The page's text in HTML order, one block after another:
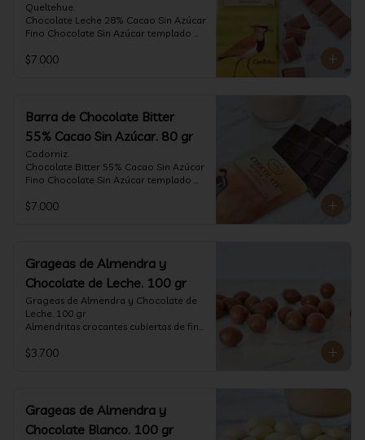
Queltehue.
Chocolate Leche 28% Cacao Sin Azúcar
Fino Chocolate Sin Azúcar templado
aterciopelado de frutas rojas y cacao
$7.000
Barra de Chocolate Bitter
55% Cacao Sin Azúcar. 80 gr
Codorniz.
Chocolate Bitter 55% Cacao Sin Azúcar
Fino Chocolate Sin Azúcar templado
aterciopelado de frutas rojas y cacao
$7.000
Grageas de Almendra y
Chocolate de Leche. 100 gr
Grageas de Almendra y Chocolate de
Leche. 100 gr
Almendritas crocantes cubiertas de fino
Formato: Bolsa 100 gramos
$3.700
Grageas de Almendra y
Chocolate Blanco. 100 gr